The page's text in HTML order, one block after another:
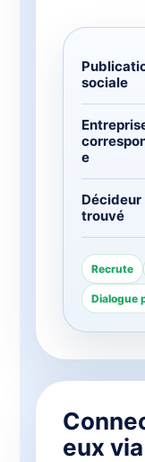
sociale
e
Décideur
trouvé
Recrute
Dialogue
eux